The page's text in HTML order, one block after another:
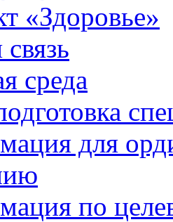
«Здоровье»
среда
для
по